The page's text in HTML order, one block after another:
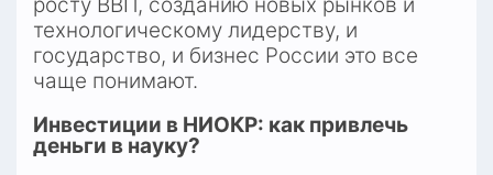
технологическому лидерству, и
государство, и бизнес России это все
чаще понимают.
Инвестиции в НИОКР: как привлечь
деньги в науку?